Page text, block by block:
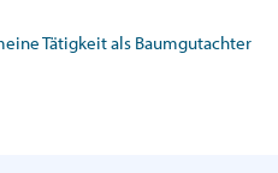
Tätigkeit als Baumgutachter